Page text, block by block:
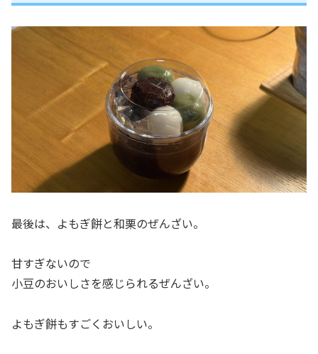
最後は、よもぎ餅と和栗のぜんざい。
甘すぎないので
小豆のおいしさを感じられるぜんざい。
よもぎ餅もすごくおいしい。